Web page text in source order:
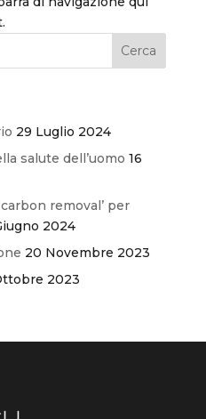
29 Luglio 2024
salute dell’uomo 16
removal’ per
2024
20 Novembre 2023
2023